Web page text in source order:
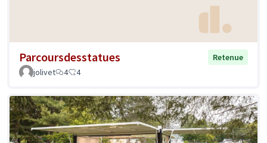
Parcoursdesstatues
Retenue
jolivet
4 4